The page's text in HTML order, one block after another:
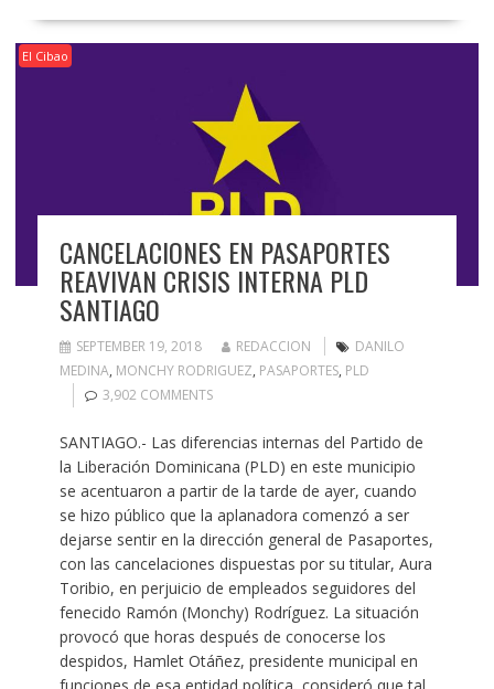
El Cibao
CANCELACIONES EN PASAPORTES
REAVIVAN CRISIS INTERNA PLD
SANTIAGO
SEPTEMBER 19, 2018 REDACCION
DANILO
MEDINA, MONCHY RODRIGUEZ, PASAPORTES, PLD
3,902 COMMENTS
SANTIAGO.- Las diferencias internas del Partido de
la Liberación Dominicana (PLD) en este municipio
se acentuaron a partir de la tarde de ayer, cuando
se hizo público que la aplanadora comenzó a ser
dejarse sentir en la dirección general de Pasaportes,
con las cancelaciones dispuestas por su titular, Aura
Toribio, en perjuicio de empleados seguidores del
fenecido Ramón (Monchy) Rodríguez. La situación
provocó que horas después de conocerse los
despidos, Hamlet Otáñez, presidente municipal en
funciones de esa entidad política, consideró que tal